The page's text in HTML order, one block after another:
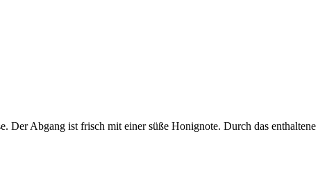
Der Abgang ist frisch mit einer süße Honignote. Durch das enthaltene